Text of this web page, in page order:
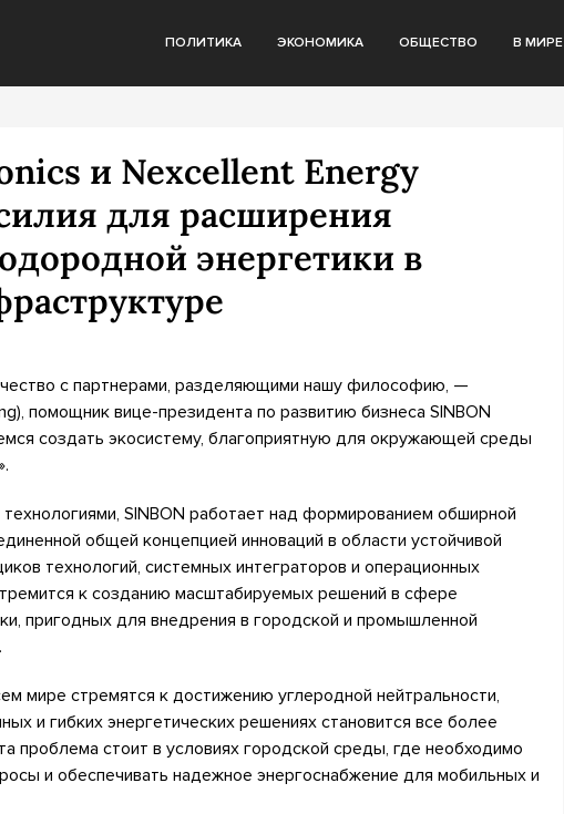
ПОЛИТИКА ЭКОНОМИКА ОБЩЕСТВО В МИРЕ
и Nexcellent Energy
для расширения
энергетики в
с партнерами, разделяющими нашу философию, —
помощник вице-президента по развитию бизнеса SINBON
создать экосистему, благоприятную для окружающей среды
SINBON работает над формированием обширной
общей концепцией инноваций в области устойчивой
технологий, системных интеграторов и операционных
к созданию масштабируемых решений в сфере
пригодных для внедрения в городской и промышленной
мире стремятся к достижению углеродной нейтральности,
и гибких энергетических решениях становится все более
проблема стоит в условиях городской среды, где необходимо
и обеспечивать надежное энергоснабжение для мобильных и